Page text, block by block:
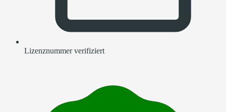
Lizenznummer verifiziert